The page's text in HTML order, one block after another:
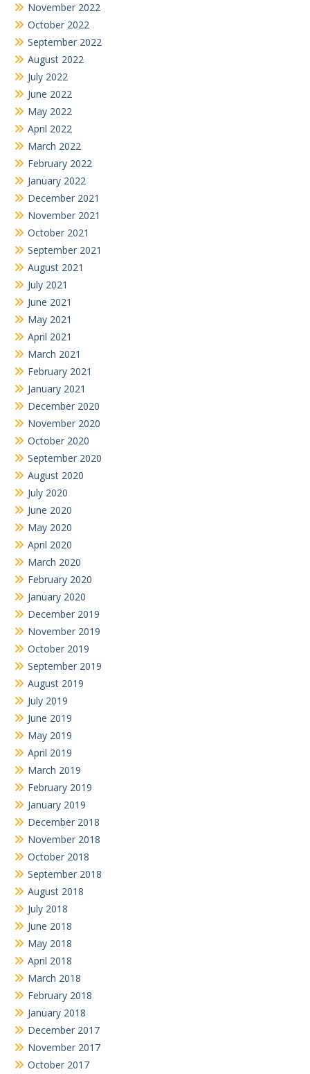
November 2022
October 2022
September 2022
August 2022
July 2022
June 2022
May 2022
April 2022
March 2022
February 2022
January 2022
December 2021
November 2021
October 2021
September 2021
August 2021
July 2021
June 2021
May 2021
April 2021
March 2021
February 2021
January 2021
December 2020
November 2020
October 2020
September 2020
August 2020
July 2020
June 2020
May 2020
April 2020
March 2020
February 2020
January 2020
December 2019
November 2019
October 2019
September 2019
August 2019
July 2019
June 2019
May 2019
April 2019
March 2019
February 2019
January 2019
December 2018
November 2018
October 2018
September 2018
August 2018
July 2018
June 2018
May 2018
April 2018
March 2018
February 2018
January 2018
December 2017
November 2017
October 2017